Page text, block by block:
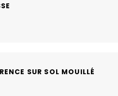
SUR SOL MOUILLÉ